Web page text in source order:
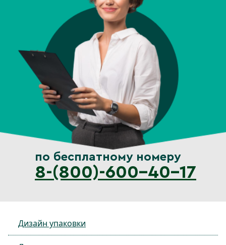
по бесплатному номеру
8-(800)-600-40-17
Дизайн упаковки